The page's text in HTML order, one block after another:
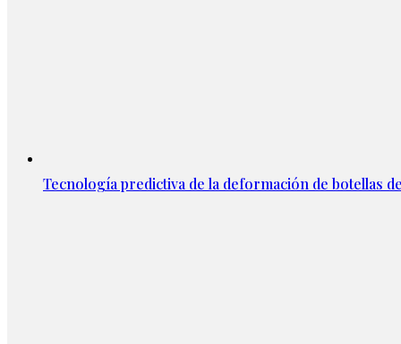
Tecnología predictiva de la deformación de botellas